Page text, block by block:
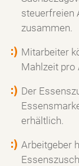
steuerfreien
zusammen.
Mitarbeiter
Mahlzeit pro
Der
erhältlich.
Arbeitgeber